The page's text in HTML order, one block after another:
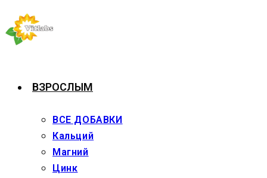
Перейти
к
содержимому
ВЗРОСЛЫМ
ВСЕ ДОБАВКИ
Кальций
Магний
Цинк